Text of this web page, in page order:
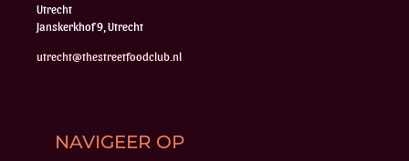
Utrecht
Janskerkhof 9, Utrecht
utrecht@thestreetfoodclub.nl
NAVIGEER OP